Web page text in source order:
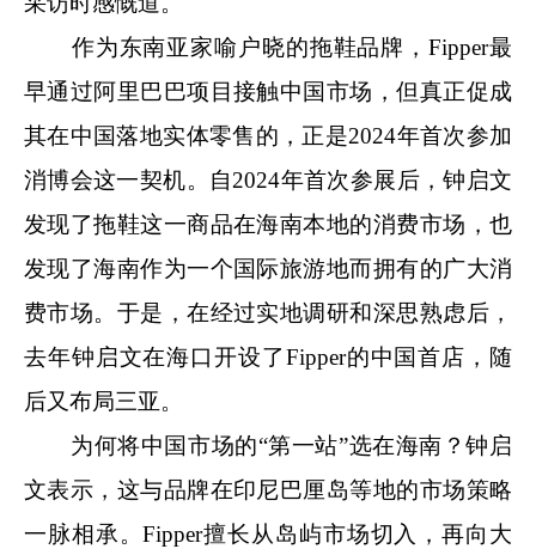
作为东南亚家喻户晓的拖鞋品牌，Fipper最
早通过阿里巴巴项目接触中国市场，但真正促成
其在中国落地实体零售的，正是2024年首次参加
消博会这一契机。自2024年首次参展后，钟启文
发现了拖鞋这一商品在海南本地的消费市场，也
发现了海南作为一个国际旅游地而拥有的广大消
费市场。于是，在经过实地调研和深思熟虑后，
去年钟启文在海口开设了Fipper的中国首店，随
后又布局三亚。
为何将中国市场的“第一站”选在海南？钟启
文表示，这与品牌在印尼巴厘岛等地的市场策略
一脉相承。Fipper擅长从岛屿市场切入，再向大